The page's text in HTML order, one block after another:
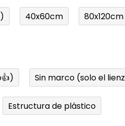
40x60cm 80x120cm
Sin marco (solo el
Estructura de plástico